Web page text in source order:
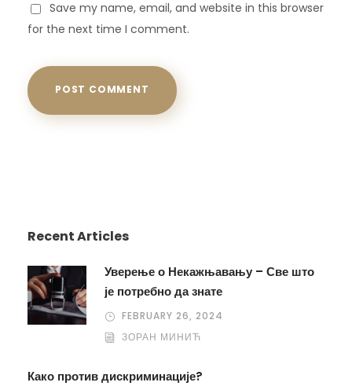
Save my name, email, and website in this browser
for the next time I comment.
Recent Articles
Уверење о Некажњавању – Све што
је потребно да знате
FEBRUARY 26, 2024
ЗОРАН МИНИЋ
Како против дискриминације?